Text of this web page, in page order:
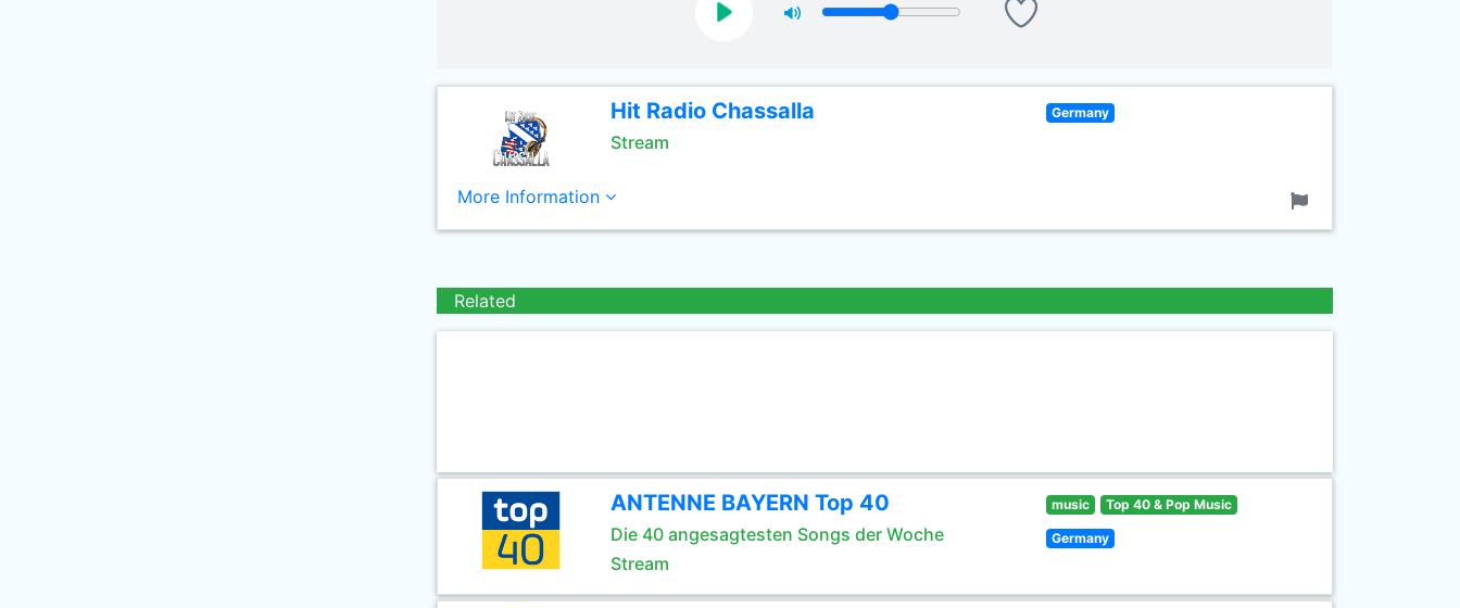
Hit Radio Chassalla
Stream
Germany
More Information
Related
ANTENNE BAYERN Top 40
Die 40 angesagtesten Songs der Woche
Stream
music Top 40 & Pop Music
Germany